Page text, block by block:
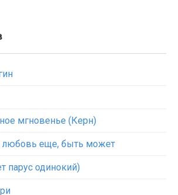
мгновенье (Керн)
любовь еще, быть может
парус одинокий)